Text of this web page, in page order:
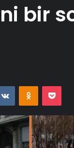
bir
VKontakte